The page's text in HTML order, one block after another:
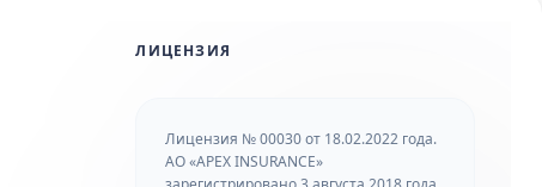
ЛИЦЕНЗИЯ
Лицензия № 00030 от 18.02.2022 года.
АО «APEX INSURANCE»